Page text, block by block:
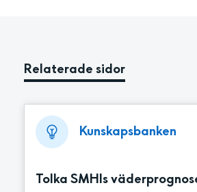
Relaterade sidor
Kunskapsbanken
Tolka SMHIs